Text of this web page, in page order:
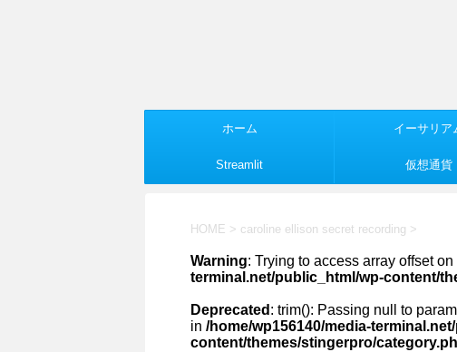
ホーム イーサリア
Streamlit 仮想通貨
HOME > caroline ellison secret recording >
Warning: Trying to access array offset on
terminal.net/public_html/wp-content/
Deprecated : trim(): Passing null to
in /home/wp156140/media-
content/themes/stingerpro/